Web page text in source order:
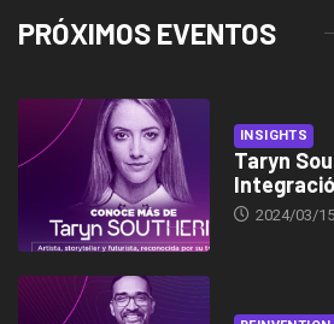
PRÓXIMOS EVENTOS
INSIGHTS
Taryn
2024/03/15